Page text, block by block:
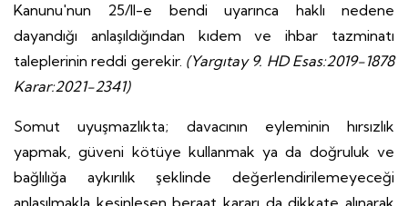
Kanunu'nun 25/II-e bendi uyarınca haklı nedene
dayandığı anlaşıldığından kıdem ve ihbar tazminatı
taleplerinin reddi gerekir. (Yargıtay 9. HD Esas:2019-1878
Karar:2021-2341)
Somut uyuşmazlıkta; davacının eyleminin hırsızlık
yapmak, güveni kötüye kullanmak ya da doğruluk ve
bağlılığa aykırılık şeklinde değerlendirilemeyeceği